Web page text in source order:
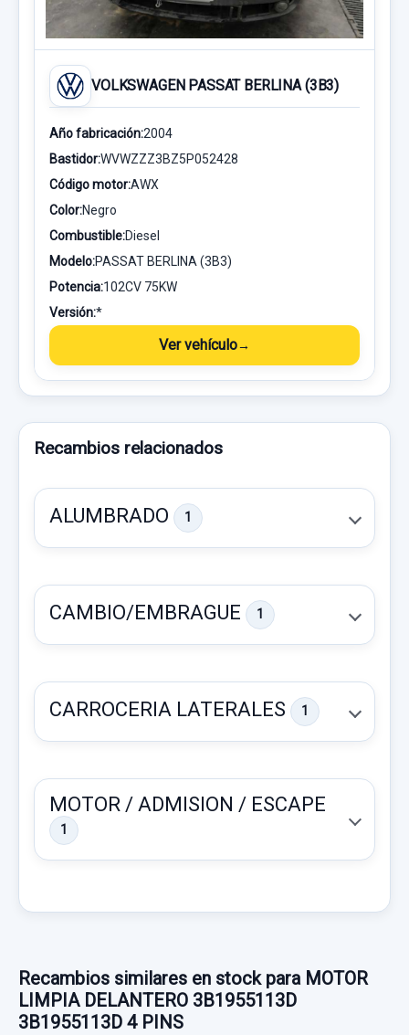
VOLKSWAGEN PASSAT BERLINA (3B3)
Año fabricación:2004
Bastidor:WVWZZZ3BZ5P052428
Código motor:AWX
Color:Negro
Combustible:Diesel
Modelo:PASSAT BERLINA (3B3)
Potencia:102CV 75KW
Versión:*
Ver vehículo
Recambios relacionados
ALUMBRADO 1
FARO ANTINIEBLA DERECHO
Garantía 1 año
CAMBIO/EMBRAGUE 1
CAJA CAMBIOS GGB B 5V usado.
VOLKSWAGEN PASSAT BERLINA (3B3)
CARROCERIA LATERALES 1
MOTOR / ADMISION / ESCAPE
1
Recambios similares en stock para MOTOR
LIMPIA DELANTERO 3B1955113D
3B1955113D 4 PINS